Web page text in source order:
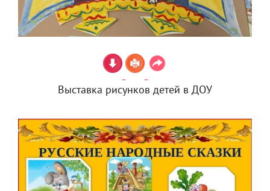
Выставка рисунков детей в ДОУ